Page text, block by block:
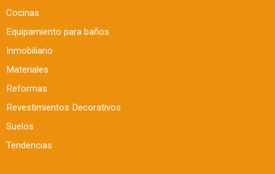
Cocinas
Equipamiento para baños
Inmobiliario
Materiales
Reformas
Revestimientos Decorativos
Suelos
Tendencias